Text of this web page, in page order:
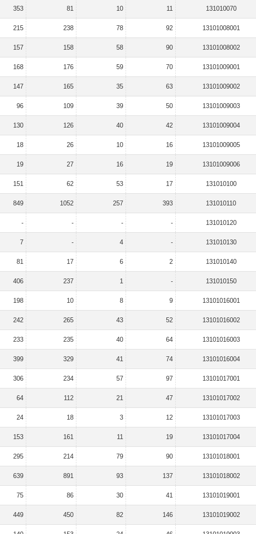
353 81 10 11 131010070
215 238 78 92 13101008001
157 158 58 90 13101008002
168 176 59 70 13101009001
147 165 35 63 13101009002
96 109 39 50 13101009003
130 126 40 42 13101009004
18 26 10 16 13101009005
19 27 16 19 13101009006
151 62 53 17 131010100
849 1052 257 393 131010110
- - - - 131010120
7 - 4 - 131010130
81 17 6 2 131010140
406 237 1 - 131010150
198 10 8 9 13101016001
242 265 43 52 13101016002
233 235 40 64 13101016003
399 329 41 74 13101016004
306 234 57 97 13101017001
64 112 21 47 13101017002
24 18 3 12 13101017003
153 161 11 19 13101017004
295 214 79 90 13101018001
639 891 93 137 13101018002
75 86 30 41 13101019001
449 450 82 146 13101019002